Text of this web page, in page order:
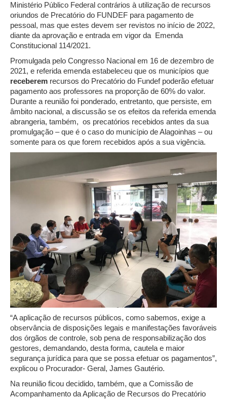
Ministério Público Federal contrários à utilização de recursos
oriundos de Precatório do FUNDEF para pagamento de
pessoal, mas que estes devem ser revistos no início de 2022,
diante da aprovação e entrada em vigor da Emenda
Constitucional 114/2021.
Promulgada pelo Congresso Nacional em 16 de dezembro de
2021, e referida emenda estabeleceu que os municípios que
receberem recursos do Precatório do Fundef poderão efetuar
pagamento aos professores na proporção de 60% do valor.
Durante a reunião foi ponderado, entretanto, que persiste, em
âmbito nacional, a discussão se os efeitos da referida emenda
abrangeria, também, os precatórios recebidos antes da sua
promulgação – que é o caso do município de Alagoinhas – ou
somente para os que forem recebidos após a sua vigência.
“A aplicação de recursos públicos, como sabemos, exige a
observância de disposições legais e manifestações favoráveis
dos órgãos de controle, sob pena de responsabilização dos
gestores, demandando, desta forma, cautela e maior
segurança jurídica para que se possa efetuar os pagamentos”,
explicou o Procurador- Geral, James Gautério.
Na reunião ficou decidido, também, que a Comissão de
Acompanhamento da Aplicação de Recursos do Precatório